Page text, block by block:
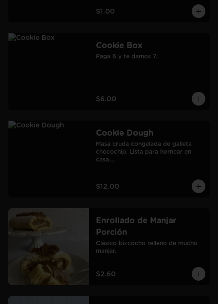
$1.00
Cookie Box
Paga 6 y te damos 7.
$6.00
Cookie Dough
Masa cruda congelada de galleta
chocochip. Lista para hornear en
casa.
60 galletas pequeñas.
$12.00
Enrollado de Manjar
Porción
Clásico bizcocho relleno de mucho
manjar.
$2.60